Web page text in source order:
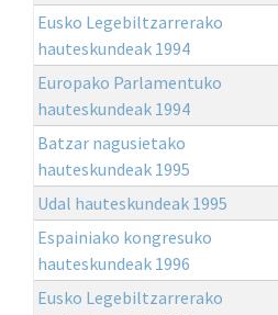
Eusko Legebiltzarrerako
hauteskundeak 1994
Europako Parlamentuko
hauteskundeak 1994
Batzar nagusietako
hauteskundeak 1995
Udal hauteskundeak 1995
Espainiako kongresuko
hauteskundeak 1996
Eusko Legebiltzarrerako